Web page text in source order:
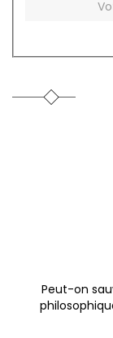
Peut-on